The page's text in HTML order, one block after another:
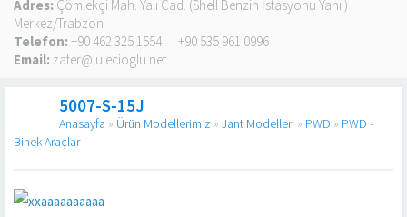
Adres: Çömlekçi Mah. Yalı Cad. (Shell Benzin İstasyonu Yanı )
Merkez/Trabzon
Telefon: +90 462 325 1554
+90 535 961 0996
Email: zafer@lulecioglu.net
5007-S-15J
Anasayfa » Ürün Modellerimiz » Jant Modelleri » PWD » PWD -
Binek Araçlar